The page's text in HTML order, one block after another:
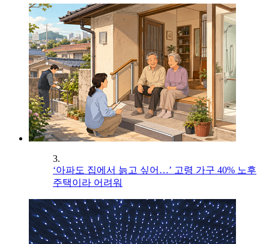
3.
‘아파도 집에서 늙고 싶어…’ 고령 가구 40% 노후
주택이라 어려워